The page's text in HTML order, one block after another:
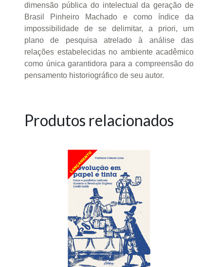
dimensão pública do intelectual da geração de
Brasil Pinheiro Machado e como índice da
impossibilidade de se delimitar, a priori, um
plano de pesquisa atrelado à análise das
relações estabelecidas no ambiente acadêmico
como única garantidora para a compreensão do
pensamento historiográfico de seu autor.
Produtos relacionados